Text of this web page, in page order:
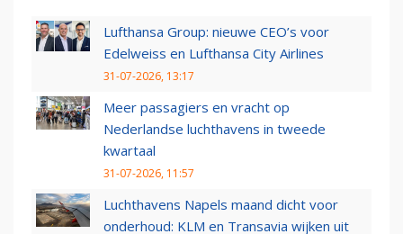
Lufthansa Group: nieuwe CEO’s voor
Edelweiss en Lufthansa City Airlines
31-07-2026, 13:17
Meer passagiers en vracht op
Nederlandse luchthavens in tweede
kwartaal
31-07-2026, 11:57
Luchthavens Napels maand dicht voor
onderhoud: KLM en Transavia wijken uit